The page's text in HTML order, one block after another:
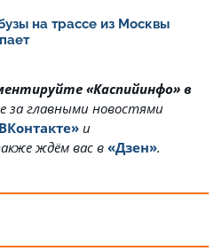
на трассе из Москвы
«Каспийинфо» в
за главными новостями
и
ждём вас в«Дзен».